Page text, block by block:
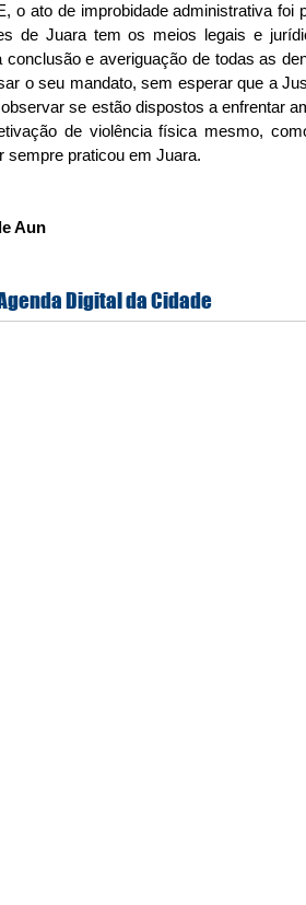
o ato de improbidade administrativa foi
de Juara tem os meios legais e
conclusão e averiguação de todas as
o seu mandato, sem esperar que a
se estão dispostos a enfrentar
de violência física mesmo,
sempre praticou em Juara.
Aun
Digital da Cidade